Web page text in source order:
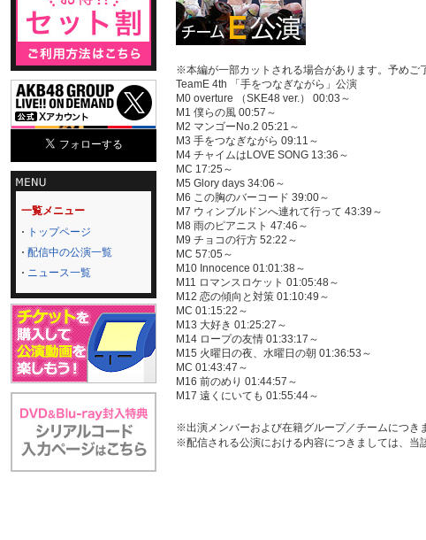
一覧メニュー
トップページ
配信中の公演一覧
ニュース一覧
※本編が一部カットされる場合があります。予めご
TeamE 4th 「手をつなぎながら」公演
M0 overture （SKE48 ver.） 00:03～
M1 僕らの風 00:57～
M2 マンゴーNo.2 05:21～
M3 手をつなぎながら 09:11～
M4 チャイムはLOVE SONG 13:36～
MC 17:25～
M5 Glory days 34:06～
M6 この胸のバーコード 39:00～
M7 ウィンブルドンへ連れて行って 43:39～
M8 雨のピアニスト 47:46～
M9 チョコの行方 52:22～
MC 57:05～
M10 Innocence 01:01:38～
M11 ロマンスロケット 01:05:48～
M12 恋の傾向と対策 01:10:49～
MC 01:15:22～
M13 大好き 01:25:27～
M14 ロープの友情 01:33:17～
M15 火曜日の夜、水曜日の朝 01:36:53～
MC 01:43:47～
M16 前のめり 01:44:57～
M17 遠くにいても 01:55:44～
※出演メンバーおよび在籍グループ／チームにつき
※配信される公演における内容につきましては、当